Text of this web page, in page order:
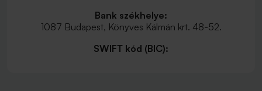
Bank székhelye:
1087 Budapest, Könyves Kálmán krt. 48-52.
SWIFT kód (BIC):